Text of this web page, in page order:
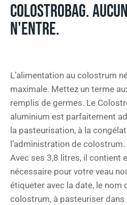
COLOSTROBAG.
N'ENTRE.
L’alimentation au colostrum
maximale. Mettez un terme
remplis de germes. Le
aluminium est parfaitement
la pasteurisation, à la
l’administration de colostrum.
Avec ses 3,8 litres, il contient
nécessaire pour votre veau
étiqueter avec la date, le nom
colostrum, à pasteuriser